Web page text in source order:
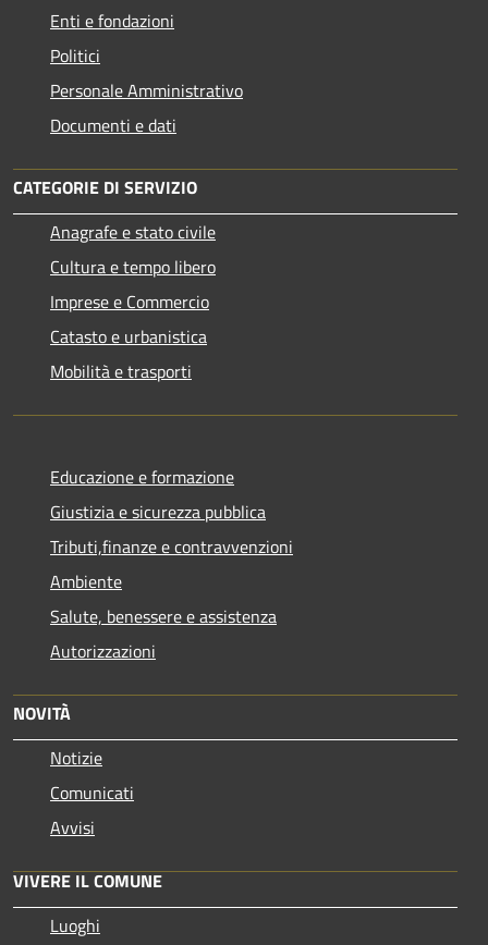
Enti e fondazioni
Politici
Personale Amministrativo
Documenti e dati
CATEGORIE DI SERVIZIO
Anagrafe e stato civile
Cultura e tempo libero
Imprese e Commercio
Catasto e urbanistica
Mobilità e trasporti
Educazione e formazione
Giustizia e sicurezza pubblica
Tributi,finanze e contravvenzioni
Ambiente
Salute, benessere e assistenza
Autorizzazioni
NOVITÀ
Notizie
Comunicati
Avvisi
VIVERE IL COMUNE
Luoghi